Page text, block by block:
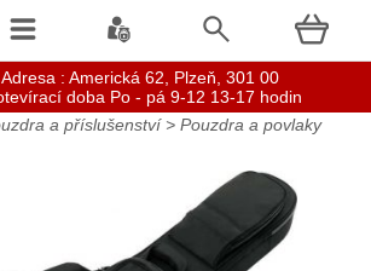
a příslušenství> Pouzdra a povlaky
Adresa : Americká 62, Plzeň, 301 00
doba Po - pá 9-12 13-17 hodin